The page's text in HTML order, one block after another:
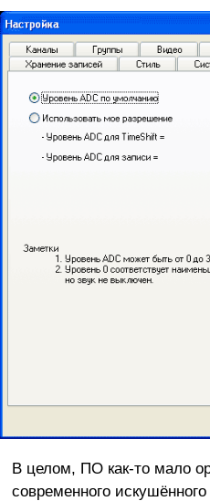
В целом, ПО как-то мало
современного